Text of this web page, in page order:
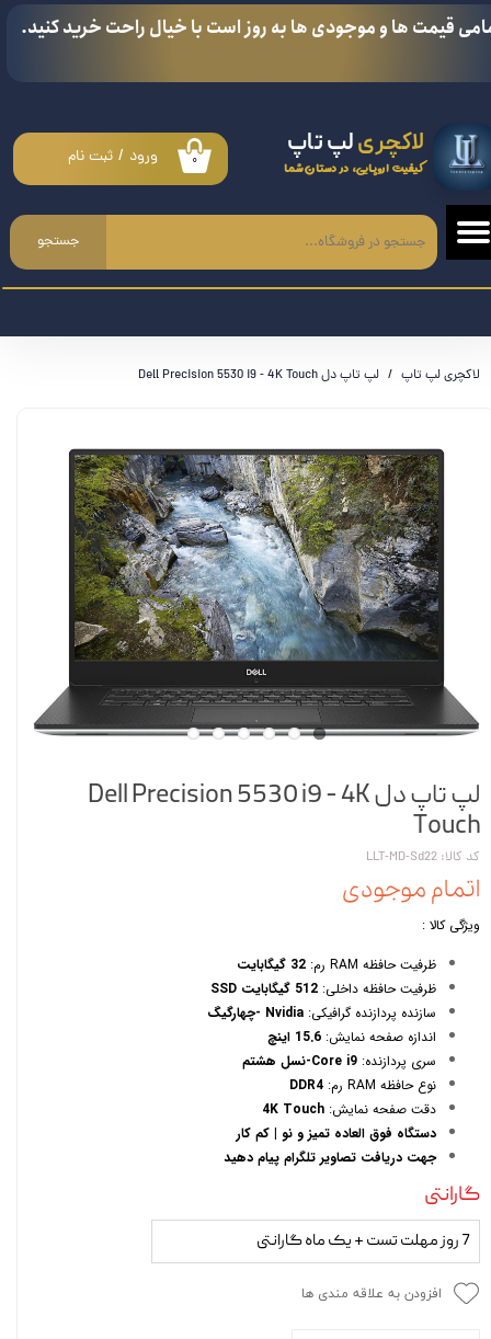
لاکچریلپ تاپ
کیفیت اروپایی، در دستان شما
جستجو
۰ ورود / ثبت نام
حساب کاربری من
سفارشات
خروج از حساب کاربری
قیمت ها و موجودی ها به روز است با خیال راحت خرید کنید.
لاکچری لپ تاپ لپ تاپ دل Dell Precision 5530 i9 - 4K Touch
لپ تاپ دل Dell Precision 5530 i9 - 4K
Touch
کد کالا: LLT-MD-Sd22
اتمام موجودی
ویژگی کالا :
ظرفیت حافظه RAM رم:
32 گیگابایت
ظرفیت حافظه داخلی: 512 گیگابایت SSD
سازنده پردازنده گرافیکی: Nvidia -چهارگیگ
اندازه صفحه نمایش: 15.6 اینچ
سری پردازنده: Core i9-نسل هشتم
نوع حافظه RAM رم:
DDR4
دقت صفحه نمایش: 4K Touch
دستگاه فوق العاده تمیز و نو | کم کار
جهت دریافت تصاویر تلگرام پیام دهید
گارانتی
7 روز مهلت تست + یک ماه گارانتی
افزودن به علاقه مندی ها